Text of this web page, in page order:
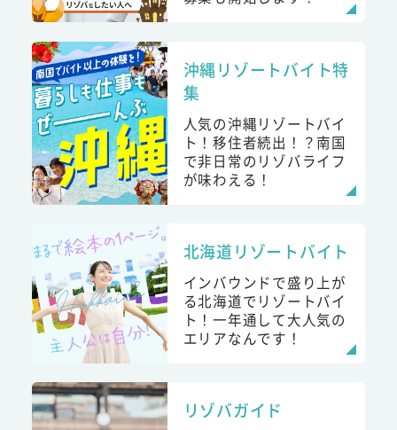
沖縄リゾートバイト特
集
人気の沖縄リゾートバイ
ト！移住者続出！？南国
で非日常のリゾバライフ
が味わえる！
北海道リゾートバイト
インバウンドで盛り上が
る北海道でリゾートバイ
ト！一年通して大人気の
エリアなんです！
リゾバガイド